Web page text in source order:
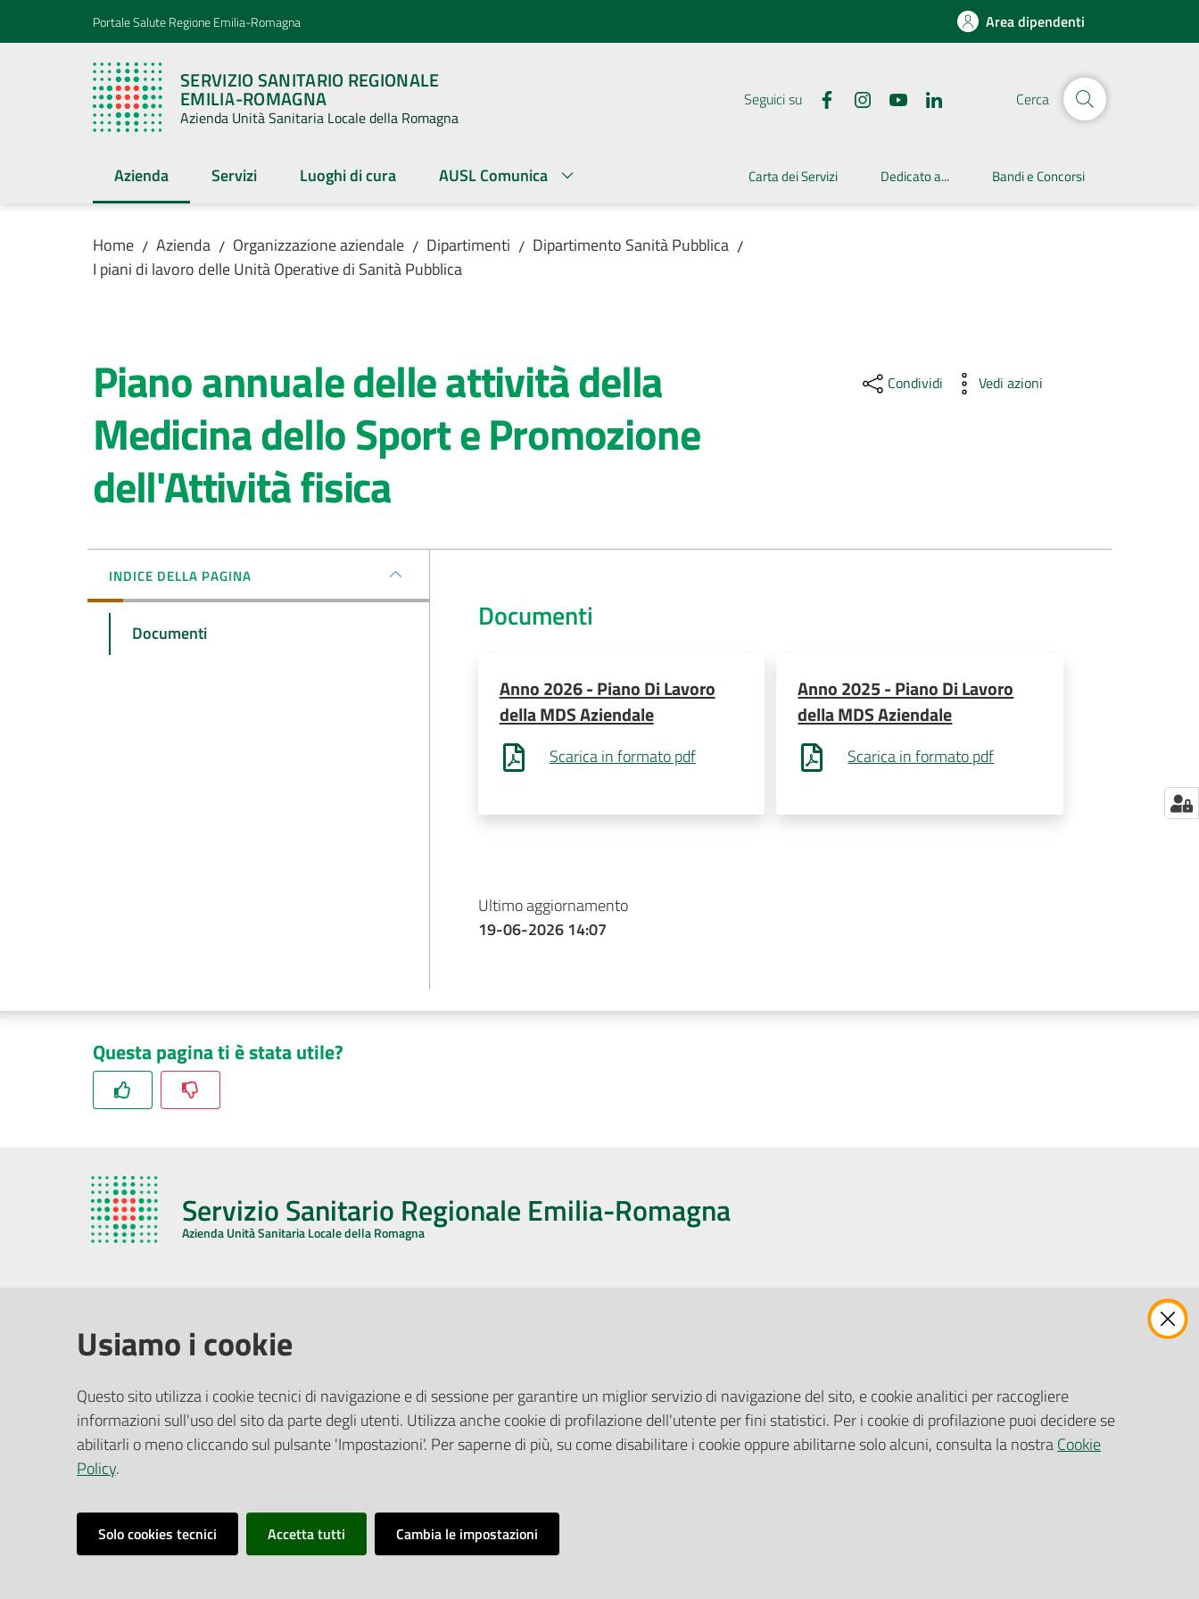
Vai al contenuto
Vai alla navigazionePortale Salute Regione Emilia-Romagna Area dipendenti
SERVIZIO SANITARIO REGIONALE
EMILIA-ROMAGNA
Azienda Unità Sanitaria Locale della Romagna
Seguici su Cerca
Azienda
Menu selezionatoServizi Luoghi di cura AUSL Comunica Carta dei Servizi Dedicato a... Bandi e Concorsi
Home / Azienda / Organizzazione aziendale / Dipartimenti / Dipartimento Sanità Pubblica /
I piani di lavoro delle Unità Operative di Sanità Pubblica
Piano annuale delle attività della
Medicina dello Sport e Promozione
dell'Attività fisica
Condividi Vedi azioni
INDICE DELLA PAGINA
Documenti Documenti
Anno 2026 - Piano Di Lavoro
della MDS Aziendale
Scarica in formato pdf
Anno 2025 - Piano Di Lavoro
della MDS Aziendale
Scarica in formato pdf
Ultimo aggiornamento
19-06-2026 14:07
Questa pagina ti è stata utile?
Servizio Sanitario Regionale Emilia-Romagna
Azienda Unità Sanitaria Locale della Romagna
Via De Gasperi, 8 - 48121 Ravenna (RA)
CF/P.IVA:02483810392
PEC:
azienda@pec.auslromagna.it
Ufficio Relazioni con il Pubblico
Riferimenti per la Stampa
Pubblicità legale
Albo Pretorio
Privacy Policy
Attuazione Misure PNRR
Gare e Appalti
Richiesta Patrocinio
Usiamo i cookie
Questo sito utilizza i cookie tecnici di navigazione e di sessione per garantire un miglior servizio di navigazione del sito, e cookie analitici per raccogliere
informazioni sull'uso del sito da parte degli utenti. Utilizza anche cookie di profilazione dell'utente per fini statistici. Per i cookie di profilazione puoi decidere se
abilitarli o meno cliccando sul pulsante 'Impostazioni'. Per saperne di più, su come disabilitare i cookie oppure abilitarne solo alcuni, consulta la nostraCookie
Policy.
Solo cookies tecnici Accetta tutti Cambia le impostazioni